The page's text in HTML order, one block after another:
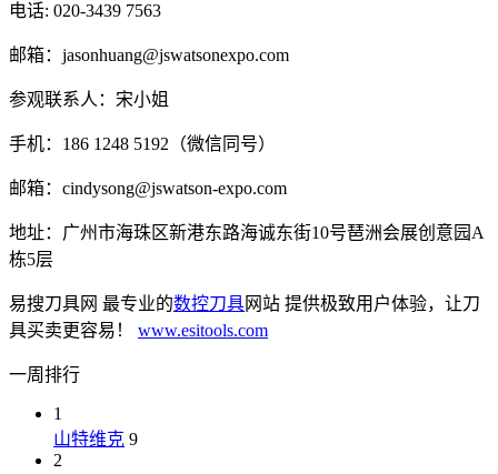
电话: 020-3439 7563
邮箱：jasonhuang@jswatsonexpo.com
参观联系人：宋小姐
手机：186 1248 5192（微信同号）
邮箱：cindysong@jswatson-expo.com
地址：广州市海珠区新港东路海诚东街10号琶洲会展创意园A
栋5层
易搜刀具网 最专业的数控刀具网站 提供极致用户体验，让刀
具买卖更容易！ www.esitools.com
一周排行
1
山特维克 9
2